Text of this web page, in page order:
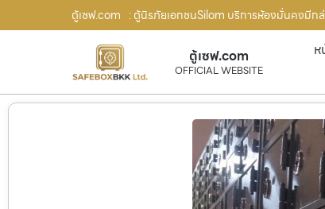
ตู้เซฟ.com : ตู้นิรภัยเอกชนSilom บริการห้องมั่นคงมีกล่
ตู้เซฟ.com
OFFICIAL WEBSITE
ห